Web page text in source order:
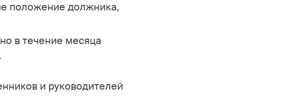
положение должника,
в течение месяца
и руководителей